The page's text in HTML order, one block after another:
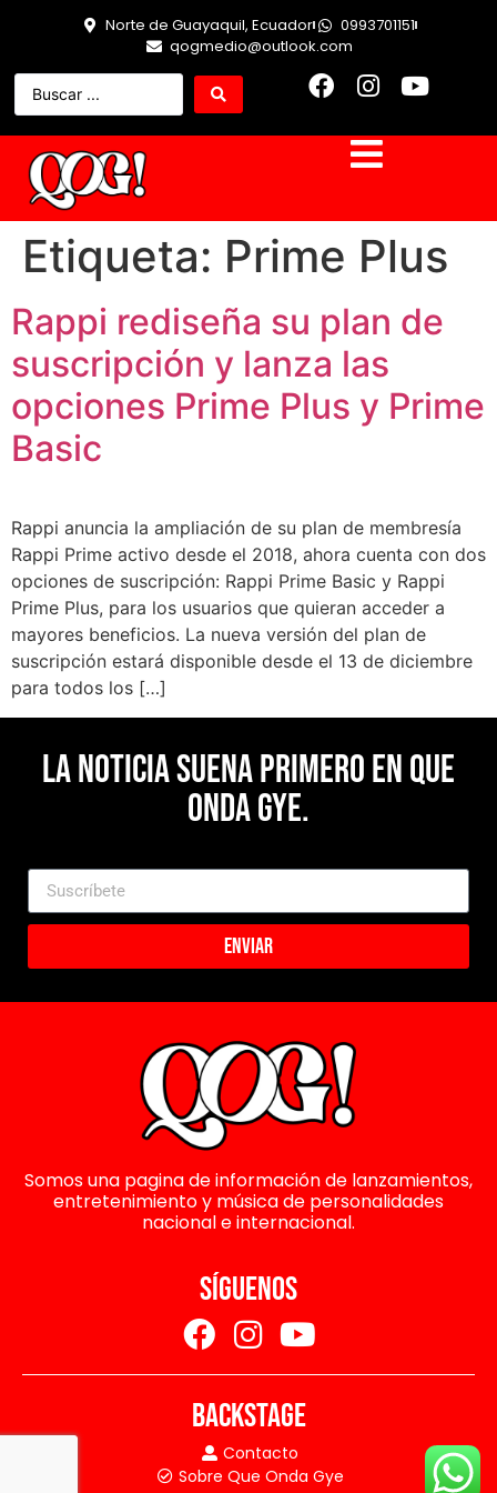
Norte de Guayaquil, Ecuador
0993701151
qogmedio@outlook.com
Etiqueta: Prime Plus
Rappi rediseña su plan de
suscripción y lanza las
opciones Prime Plus y Prime
Basic
Rappi anuncia la ampliación de su plan de membresía
Rappi Prime activo desde el 2018, ahora cuenta con dos
opciones de suscripción: Rappi Prime Basic y Rappi
Prime Plus, para los usuarios que quieran acceder a
mayores beneficios. La nueva versión del plan de
suscripción estará disponible desde el 13 de diciembre
para todos los […]
La noticia suena primero en Que
Onda Gye.
Enviar
Somos una pagina de información de lanzamientos,
entretenimiento y música de personalidades
nacional e internacional.
SÍGUENOS
BACKSTAGE
Contacto
Sobre Que Onda Gye